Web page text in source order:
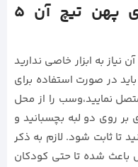
روش مصرف چسب نواری پهن تیچ آن 5
نیاز به ابزار خاصی ندارید
در صورت استفاده برای
نمایید،وسب را از محل
روی دو لبه بچسبانید و
ثابت شود. لازم به ذکر
باعث شده تا حتی کودکان